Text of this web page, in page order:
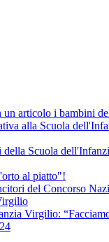
articolo i bambini
alla Scuola
Scuola
al piatto"!
del Concorso
Virgilio: